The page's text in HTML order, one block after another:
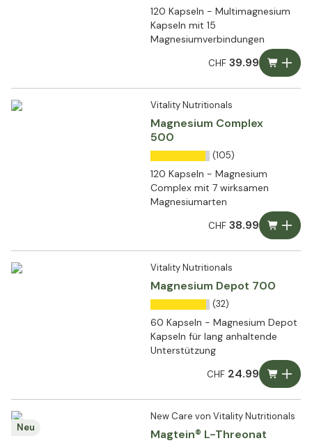
120 Kapseln - Multimagnesium
Kapseln mit 15
Magnesiumverbindungen
CHF39.99
Vitality Nutritionals
Magnesium Complex
500
(105)
120 Kapseln - Magnesium
Complex mit 7 wirksamen
Magnesiumarten
CHF38.99
Vitality Nutritionals
Magnesium Depot 700
(32)
60 Kapseln - Magnesium Depot
Kapseln für lang anhaltende
Unterstützung
CHF24.99
Neu
New Care von Vitality Nutritionals
Magtein® L-Threonat